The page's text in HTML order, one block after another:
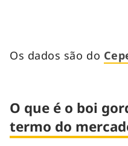
Os dados são do
O que é o boi
termo do